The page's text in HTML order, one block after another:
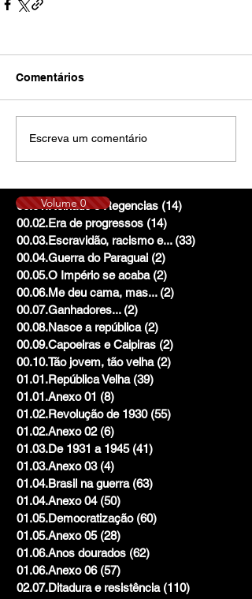
Comentários
Escreva um comentário
00.01.Reinado e Regencias (14)
00.02.Era de progressos (14)
00.03.Escravidão, racismo e... (33)
00.04.Guerra do Paraguai (2)
00.05.O Império se acaba (2)
00.06.Me deu cama, mas... (2)
00.07.Ganhadores... (2)
00.08.Nasce a república (2)
00.09.Capoeiras e Caipiras (2)
00.10.Tão jovem, tão velha (2)
01.01.República Velha (39)
01.01.Anexo 01 (8)
01.02.Revolução de 1930 (55)
01.02.Anexo 02 (6)
01.03.De 1931 a 1945 (41)
01.03.Anexo 03 (4)
01.04.Brasil na guerra (63)
01.04.Anexo 04 (50)
01.05.Democratização (60)
01.05.Anexo 05 (28)
01.06.Anos dourados (62)
01.06.Anexo 06 (57)
02.07.Ditadura e resistência (110)
Volume 0